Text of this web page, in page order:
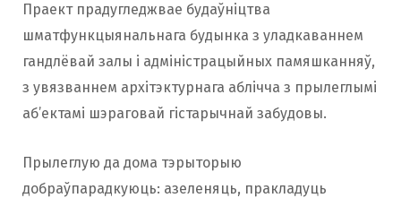
Праект прадугледжвае будаўніцтва
шматфункцыянальнага будынка з уладкаваннем
гандлёвай залы і адміністрацыйных памяшканняў,
з увязваннем архітэктурнага аблічча з прылеглымі
аб’ектамі шэраговай гістарычнай забудовы.
Прылеглую да дома тэрыторыю
добраўпарадкуюць: азеленяць, пракладуць